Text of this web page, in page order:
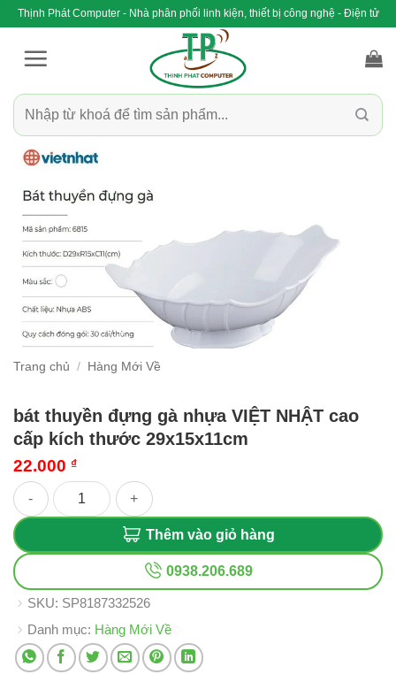
qua
Thịnh Phát Computer - Nhà phân phối linh kiện, thiết bị công nghệ - Điện tử
Tìm
kiếm:
Trang chủ / Hàng Mới Về
bát thuyền đựng gà nhựa VIỆT NHẬT cao
cấp kích thước 29x15x11cm
22.000 ₫
bát thuyền đựng gà nhựa VIỆT NHẬT cao cấp kích thước
Thêm vào giỏ hàng
0938.206.689
SKU: SP8187332526
Danh mục: Hàng Mới Về